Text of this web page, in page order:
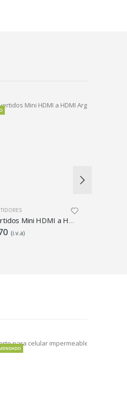
Convertidos Mini HDMI a HDMI Argom
DISCO DURO INTERNO